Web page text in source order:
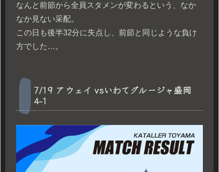
なんと前節から全員スタメンが変わるという、なか
なか見ない采配。
この日も後半32分に失点し、前節と同じような負け
方でした…。
7/19 アウェイ vsいわてグルージャ盛岡
4-1